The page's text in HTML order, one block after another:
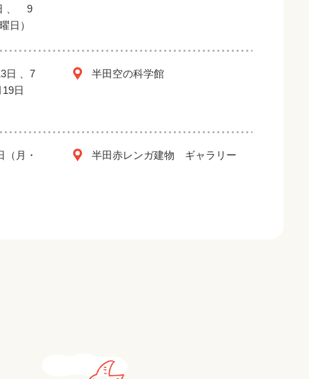
、 9
日）
日 、7
日
半田空の科学館
（月・ 半田赤レンガ建物 ギャラリー